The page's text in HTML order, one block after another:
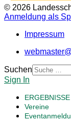
© 2026
Anmeldung als
Impressum
Suchen
Sign In
ERGEBNISSE
Vereine